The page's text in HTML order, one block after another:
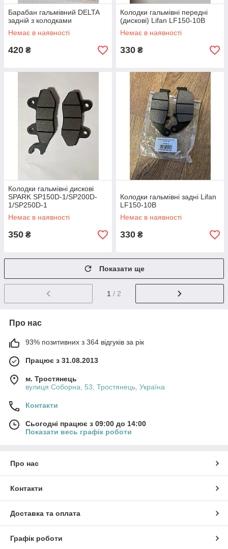
Барабан гальмівний DELTA
задній з колодками
Немає в наявності
420 ₴
Колодки гальмівні передні
(дискові) Lifan LF150-10B
Немає в наявності
330 ₴
Колодки гальмівні дискові
SPARK SP150D-1/SP200D-
1/SP250D-1
Немає в наявності
350 ₴
Колодки гальмівні задні Lifan
LF150-10B
Немає в наявності
330 ₴
Показати ще
1 / 2
Про нас
93% позитивних з 364 відгуків за рік
Працює з 31.08.2013
м. Тростянець
вулиця Соборна, 53, Тростянець, Україна
Контакти
Сьогодні працює з 09:00 до 14:00
Показати весь графік роботи
Про нас
Контакти
Доставка та оплата
Графік роботи